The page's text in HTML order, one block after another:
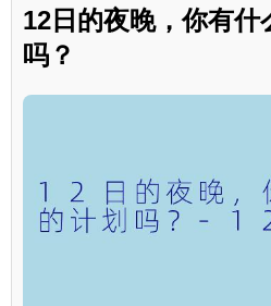
12日的夜晚，你有什
吗？